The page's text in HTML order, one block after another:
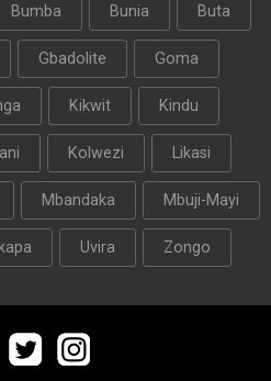
Bumba Bunia Buta
Gbadolite Goma
Kikwit Kindu
Kolwezi Likasi
Mbandaka Mbuji-Mayi
Uvira Zongo